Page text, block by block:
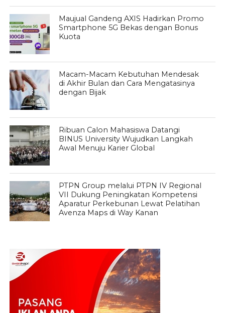
Maujual Gandeng AXIS Hadirkan Promo
Smartphone 5G Bekas dengan Bonus
Kuota
Macam-Macam Kebutuhan Mendesak
di Akhir Bulan dan Cara Mengatasinya
dengan Bijak
Ribuan Calon Mahasiswa Datangi
BINUS University Wujudkan Langkah
Awal Menuju Karier Global
PTPN Group melalui PTPN IV Regional
VII Dukung Peningkatan Kompetensi
Aparatur Perkebunan Lewat Pelatihan
Avenza Maps di Way Kanan